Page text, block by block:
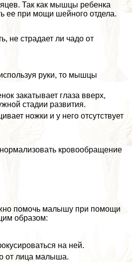
Так как мышцы ребенка
ее при мощи шейного отдела.
не страдает ли чадо от
руки, то мышцы
закатывает глаза вверх,
стадии развития.
ножки и у него отсутствует
кровообращение
помочь малышу при помощи
образом:
на ней.
от лица малыша.